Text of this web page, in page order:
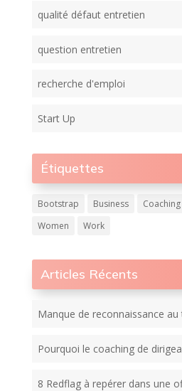
qualité défaut entretien
question entretien
recherche d'emploi
Start Up
Étiquettes
Bootstrap Business Coaching
Women
Work
Articles Récents
Manque de reconnaissance au
Pourquoi le coaching de
8 Redflag à repérer dans une